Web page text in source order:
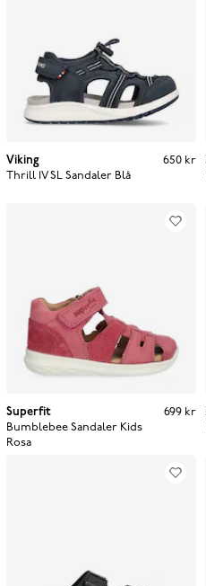
Viking
Thrill 1V SL Sandaler Blå
650 kr
650 kr
Superfit
Bumblebee Sandaler Kids
Rosa
699 kr
699 kr